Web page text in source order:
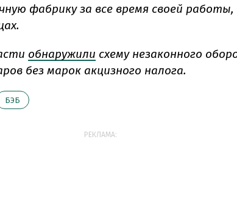
фабрику за все время своей работы,
обнаружили схему незаконного
без марок акцизного налога.
БЭБ
РЕКЛАМА: